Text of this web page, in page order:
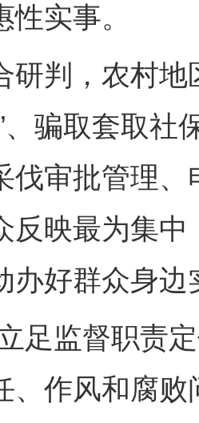
实事。
判，农村地
、骗取套取
伐审批管理
反映最为集
办好群众身边
监督职责定
、作风和腐